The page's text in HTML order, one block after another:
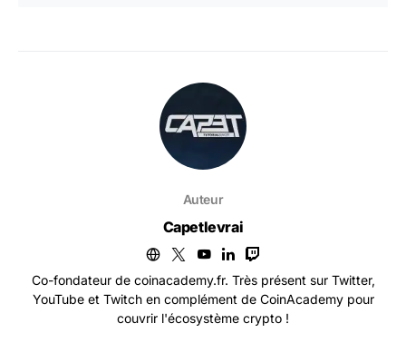
Auteur
Capetlevrai
Co-fondateur de coinacademy.fr. Très présent sur Twitter,
YouTube et Twitch en complément de CoinAcademy pour
couvrir l'écosystème crypto !